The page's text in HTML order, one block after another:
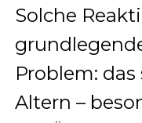
Solche
Problem:
Altern –